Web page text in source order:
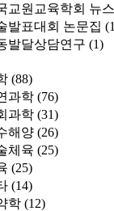
교원교육학회 뉴
발표대회 논문집
발달상담연구 (1)
(88)
과학 (76)
과학 (31)
해양 (26)
체육 (25)
(25)
(14)
학 (12)